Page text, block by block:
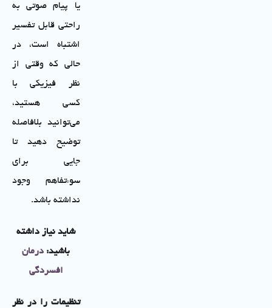
یا پیام صوتی به
راحتی قابل تفسیر
اشتباه است، در
حالی که وقتی از
نظر فیزیکی با
کسی هستید،
می‌توانید بلافاصله
توضیح دهید تا
جایی برای
سوء‌تفاهم وجود
نداشته باشد.
شاید نیاز داشته
باشید: درمان
افسردگی
تنظیمات را در نظر